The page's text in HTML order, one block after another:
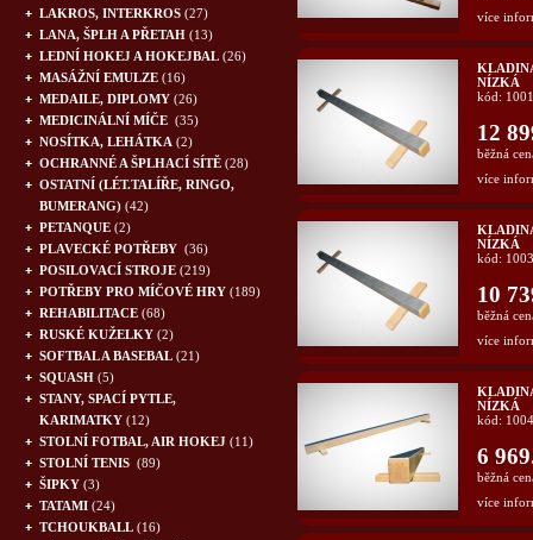
LAKROS, INTERKROS (27)
LANA, ŠPLH A PŘETAH (13)
LEDNÍ HOKEJ A HOKEJBAL (26)
MASÁŽNÍ EMULZE (16)
MEDAILE, DIPLOMY (26)
MEDICINÁLNÍ MÍČE (35)
NOSÍTKA, LEHÁTKA (2)
OCHRANNÉ A ŠPLHACÍ SÍTĚ (28)
OSTATNÍ (LÉT.TALÍŘE, RINGO,
BUMERANG) (42)
PETANQUE (2)
PLAVECKÉ POTŘEBY (36)
POSILOVACÍ STROJE (219)
POTŘEBY PRO MÍČOVÉ HRY (189)
REHABILITACE (68)
RUSKÉ KUŽELKY (2)
SOFTBAL A BASEBAL (21)
SQUASH (5)
STANY, SPACÍ PYTLE,
KARIMATKY (12)
STOLNÍ FOTBAL, AIR HOKEJ (11)
STOLNÍ TENIS (89)
ŠIPKY (3)
TATAMI (24)
TCHOUKBALL (16)
více
NÍZKÁ
kód:
12
běžná
více
NÍZKÁ
kód:
10
běžná
více
NÍZKÁ
kód:
6
běžná
více